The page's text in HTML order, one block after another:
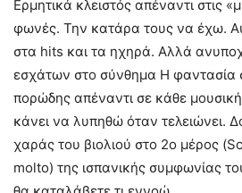
Ερμητικά κλειστός απέναντι στις
φωνές. Την κατάρα τους να έχω.
στα hits και τα ηχηρά. Αλλά
εσχάτων στο σύνθημα H φαντασία
πορώδης απέναντι σε κάθε
κάνει να λυπηθώ όταν τελειώνει.
χαράς του βιολιού στο 2ο μέρος
molto) της ισπανικής συμφωνίας